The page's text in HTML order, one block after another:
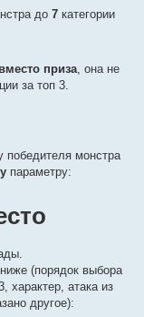
до 7 категории
приза, она не
за топ 3.
победителя монстра
параметру:
(порядок выбора
характер, атака из
другое):